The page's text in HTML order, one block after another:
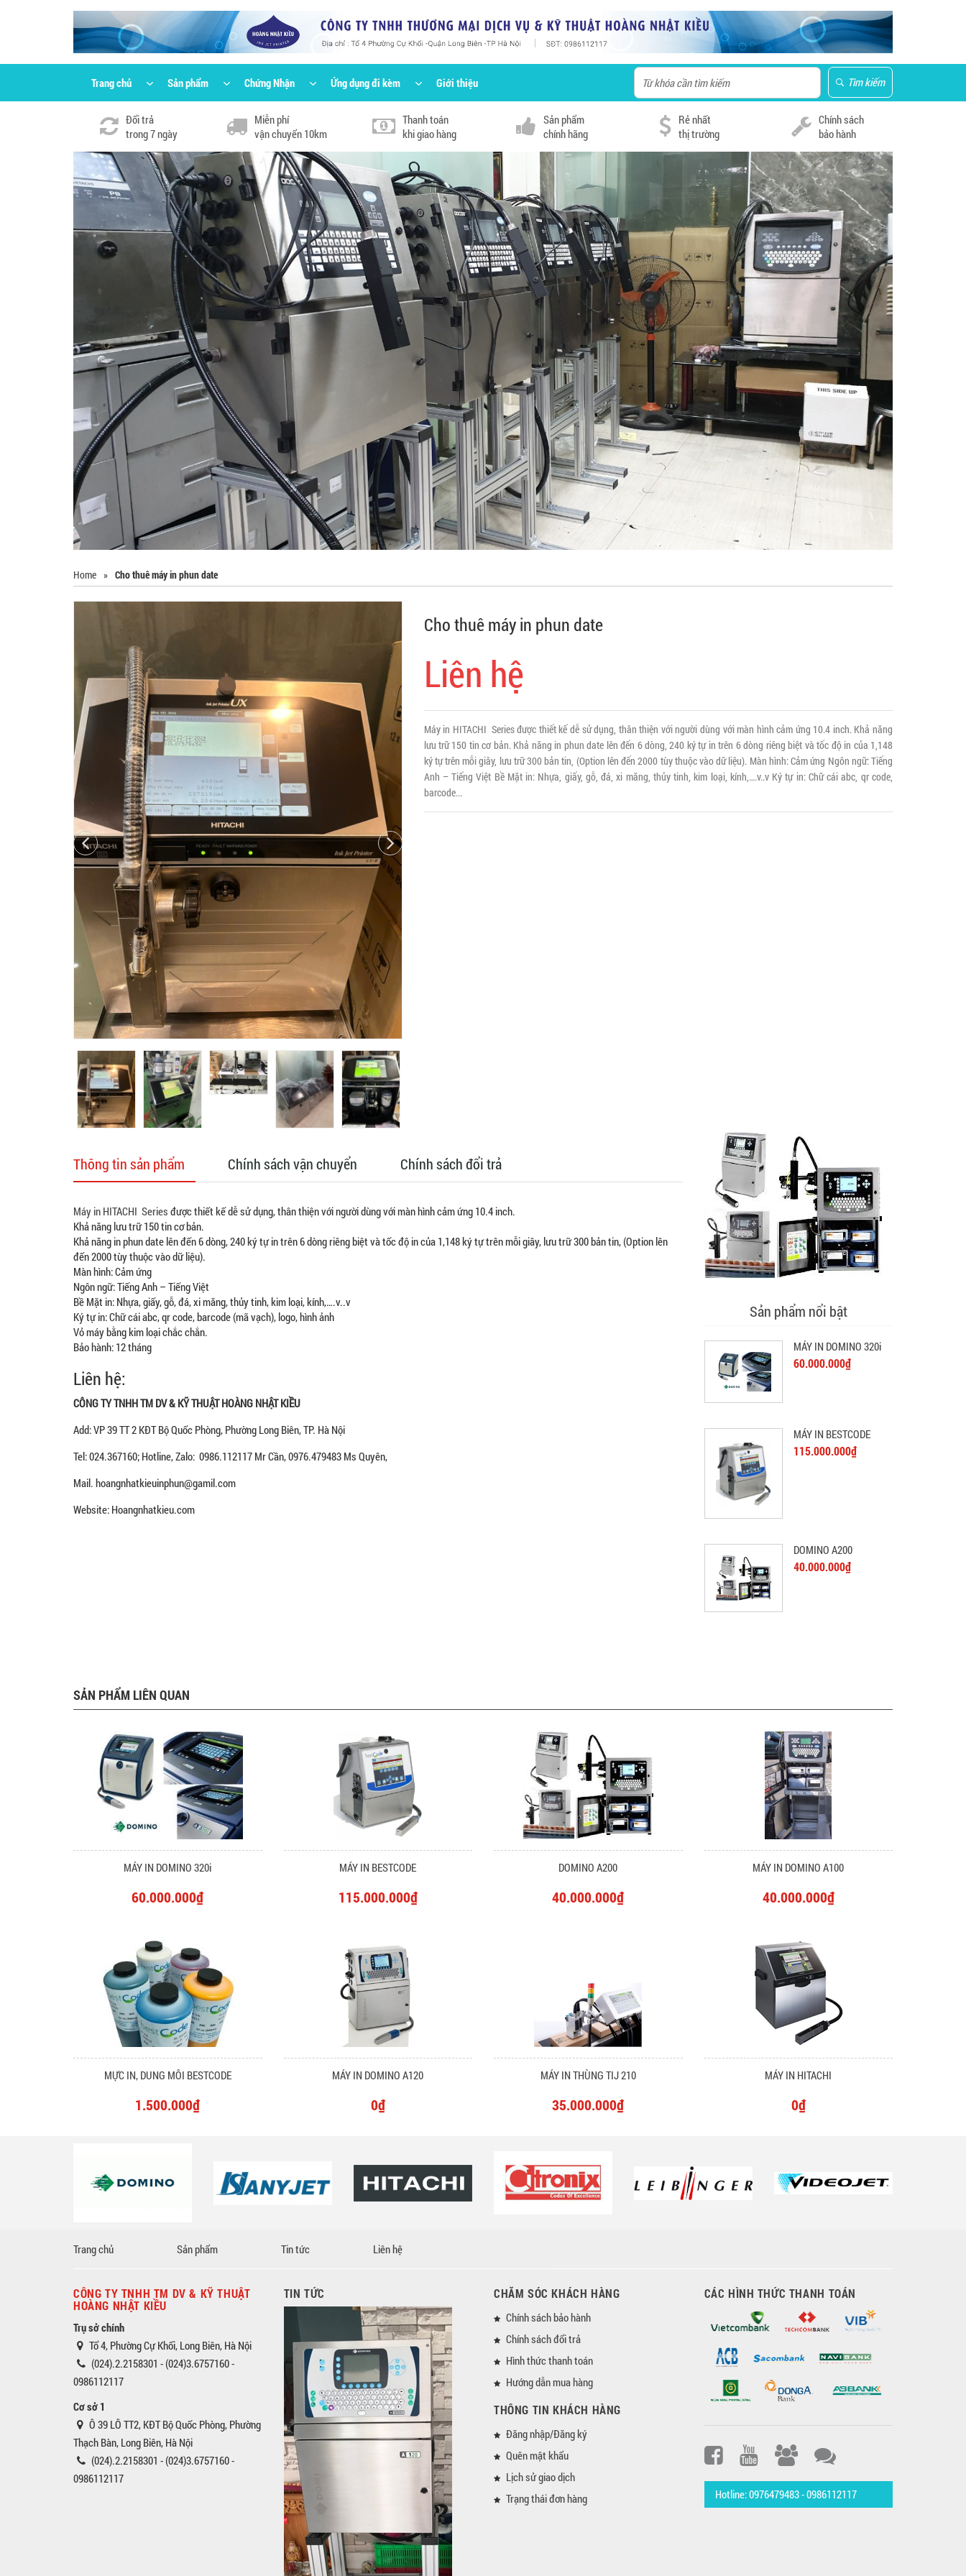
Trang chủ Sản phẩm Chứng Nhận Ứng dụng đi kèm Giới thiệu Tìm kiếm
Đổi trả
trong 7 ngày
Miễn phí
vận chuyển 10km
Thanh toán
khi giao hàng
Sản phẩm
chính hãng
Rẻ nhất
thị trường
Chính sách
bảo hành
Home » Cho thuê máy in phun date
Cho thuê máy in phun date
Liên hệ
Máy in HITACHI Series được thiết kế dễ sử dụng, thân thiện với người dùng với màn hình cảm ứng 10.4 inch. Khả năng
lưu trữ 150 tin cơ bản. Khả năng in phun date lên đến 6 dòng, 240 ký tự in trên 6 dòng riêng biệt và tốc độ in của 1,148
ký tự trên mỗi giây, lưu trữ 300 bản tin, (Option lên đến 2000 tùy thuộc vào dữ liệu). Màn hình: Cảm ứng Ngôn ngữ: Tiếng
Anh – Tiếng Việt Bề Mặt in: Nhựa, giấy, gỗ, đá, xi măng, thủy tinh, kim loại, kính,….v..v Ký tự in: Chữ cái abc, qr code,
barcode...
Thông tin sản phẩm Chính sách vận chuyển Chính sách đổi trả
Máy in HITACHI Series được thiết kế dễ sử dụng, thân thiện với người dùng với màn hình cảm ứng 10.4 inch.
Khả năng lưu trữ 150 tin cơ bản.
Khả năng in phun date lên đến 6 dòng, 240 ký tự in trên 6 dòng riêng biệt và tốc độ in của 1,148 ký tự trên mỗi giây, lưu trữ 300 bản tin, (Option lên
đến 2000 tùy thuộc vào dữ liệu).
Màn hình: Cảm ứng
Ngôn ngữ: Tiếng Anh – Tiếng Việt
Bề Mặt in: Nhựa, giấy, gỗ, đá, xi măng, thủy tinh, kim loại, kính,….v..v
Ký tự in: Chữ cái abc, qr code, barcode (mã vạch), logo, hình ảnh
Vỏ máy bằng kim loại chắc chắn.
Bảo hành: 12 tháng
Liên hệ:
CÔNG TY TNHH TM DV & KỸ THUẬT HOÀNG NHẬT KIỀU
Add: VP 39 TT 2 KĐT Bộ Quốc Phòng, Phường Long Biên, TP. Hà Nội
Tel: 024.367160; Hotline, Zalo: 0986.112117 Mr Cần, 0976.479483 Ms Quyên,
Mail. hoangnhatkieuinphun@gamil.com
Website: Hoangnhatkieu.com
Sản phẩm nổi bật
MÁY IN DOMINO 320i
60.000.000₫
MÁY IN BESTCODE
115.000.000₫
DOMINO A200
40.000.000₫
SẢN PHẨM LIÊN QUAN
MÁY IN DOMINO 320i
60.000.000₫
MÁY IN BESTCODE
115.000.000₫
DOMINO A200
40.000.000₫
MÁY IN DOMINO A100
40.000.000₫
MỰC IN, DUNG MÔI BESTCODE
1.500.000₫
MÁY IN DOMINO A120
0₫
MÁY IN THÙNG TIJ 210
35.000.000₫
MÁY IN HITACHI
0₫
Trang chủ Sản phẩm Tin tức Liên hệ
CÔNG TY TNHH TM DV & KỸ THUẬT
HOÀNG NHẬT KIỀU
Trụ sở chính
Tổ 4, Phường Cự Khối, Long Biên, Hà Nội
(024).2.2158301 - (024)3.6757160 -
0986112117
Cơ sở 1
Ô 39 LÔ TT2, KĐT Bộ Quốc Phòng, Phường
Thạch Bàn, Long Biên, Hà Nội
(024).2.2158301 - (024)3.6757160 -
0986112117
TIN TỨC CHĂM SÓC KHÁCH HÀNG
Chính sách bảo hành
Chính sách đổi trả
Hình thức thanh toán
Hướng dẫn mua hàng
THÔNG TIN KHÁCH HÀNG
Đăng nhập/Đăng ký
Quên mật khẩu
Lịch sử giao dịch
Trạng thái đơn hàng
CÁC HÌNH THỨC THANH TOÁN
Hotline: 0976479483 - 0986112117